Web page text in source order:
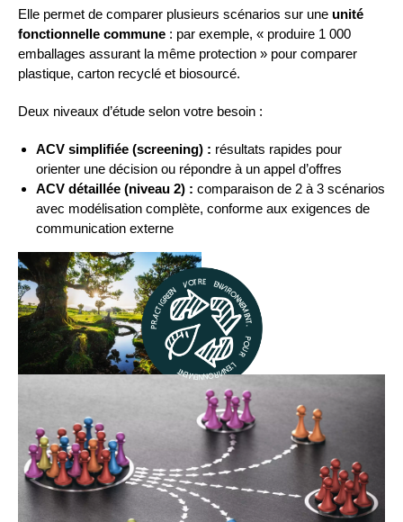
Practigreen votre environnement, pour l’Environnement
Elle permet de comparer plusieurs scénarios sur une unité
fonctionnelle commune : par exemple, « produire 1 000
emballages assurant la même protection » pour comparer
plastique, carton recyclé et biosourcé.
Deux niveaux d’étude selon votre besoin :
ACV simplifiée (screening) : résultats rapides pour
orienter une décision ou répondre à un appel d’offres
ACV détaillée (niveau 2) : comparaison de 2 à 3 scénarios
avec modélisation complète, conforme aux exigences de
communication externe